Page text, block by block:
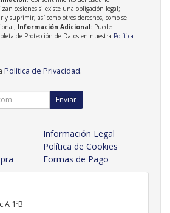
cesiones si existe una obligación legal;
y suprimir, así como otros derechos, como se
Información Adicional: Puede
de Protección de Datos en nuestra Política
Política de Privacidad.
Enviar
Información Legal
Política de Cookies
Formas de Pago
1ºB